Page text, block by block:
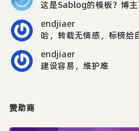
这是Sablog的模板？博
endjiaer
哈，转载无情感，标榜给
endjiaer
建设容易，维护难
赞助商